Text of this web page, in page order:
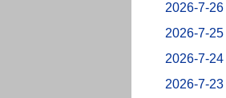
2026-7-26
2026-7-25
2026-7-24
2026-7-23